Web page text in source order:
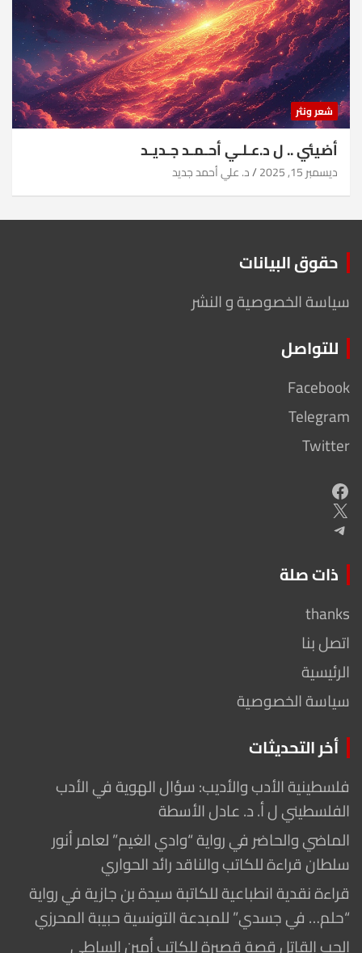
شعر ونثر
أضيئي .. ل د.عـلـي أحـمـد جـديـد
ديسمبر 15, 2025 د. علي أحمد جديد
حقوق البيانات
سياسة الخصوصية و النشر
للتواصل
Facebook
Telegram
Twitter
Facebook
X
Telegram
ذات صلة
thanks
اتصل بنا
الرئيسية
سياسة الخصوصية
أخر التحديثات
فلسطينية الأدب والأديب: سؤال الهوية في الأدب
الفلسطيني ل أ. د. عادل الأسطة
الماضي والحاضر في رواية “وادي الغيم” لعامر أنور
سلطان قراءة للكاتب والناقد رائد الحواري
قراءة نقدية انطباعية للكاتبة سيدة بن جازية في رواية
“حلم… في جسدي” للمبدعة التونسية حبيبة المحرزي
الحب القاتل قصة قصيرة للكاتب أمين الساطي